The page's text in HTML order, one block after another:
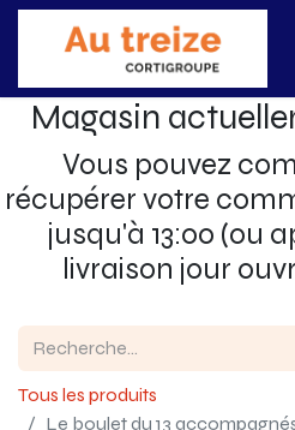
Magasin
Vous pouvez
récupérer votre
jusqu'à 13:00 (ou
livraison jour
Tous les produits
Le boulet du 13